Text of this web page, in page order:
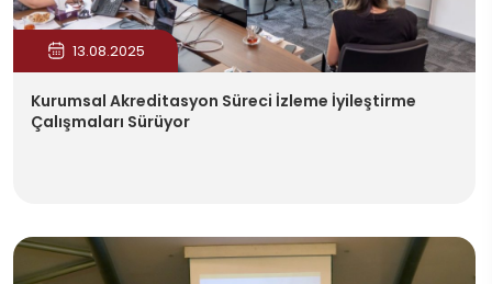
13.08.2025
Kurumsal Akreditasyon Süreci İzleme İyileştirme
Çalışmaları Sürüyor